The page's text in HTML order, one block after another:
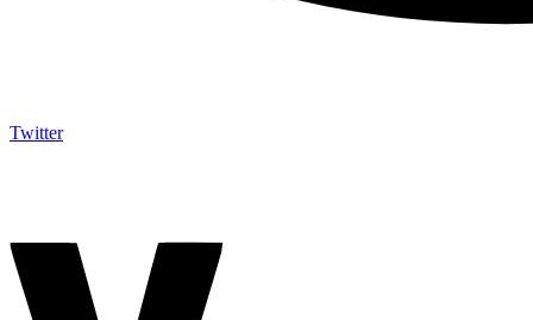
Twitter